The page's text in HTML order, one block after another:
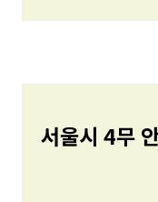
서울시 4무